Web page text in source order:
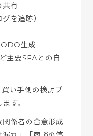
共有
を追跡）
生成
要SFAとの自
い手側の検討プ
す。
係者の合意形成